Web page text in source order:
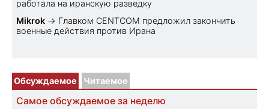
работала на иранскую разведку
Mikrok → Главком CENTCOM предложил закончить
военные действия против Ирана
Обсуждаемое Читаемое
Самое обсуждаемое за неделю